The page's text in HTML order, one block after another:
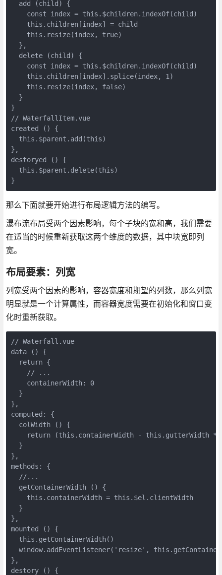
  add (child) {
    const index = this.$children.indexOf(child)
    this.children[index] = child
    this.resize(index, true)
  },
  delete (child) {
    const index = this.$children.indexOf(child)
    this.children[index].splice(index, 1)
    this.resize(index, false)
  }
}
// WaterfallItem.vue
created () {
  this.$parent.add(this)
},
destoryed () {
  this.$parent.delete(this)
}
那么下面就要开始进行布局逻辑方法的编写。
瀑布流布局受两个因素影响，每个子块的宽和高，我们需要
在适当的时候重新获取这两个维度的数据，其中块宽即列
宽。
布局要素：列宽
列宽受两个因素的影响，容器宽度和期望的列数，那么列宽
明显就是一个计算属性，而容器宽度需要在初始化和窗口变
化时重新获取。
// Waterfall.vue
data () {
  return {
    // ...
    containerWidth: 0
  }
},
computed: {
  colWidth () {
return (this.containerWidth - this.gutterWidth *
  }
},
methods: {
  //...
  getContainerWidth () {
    this.containerWidth = this.$el.clientWidth
  }
},
mounted () {
  this.getContainerWidth()
window.addEventListener('resize',
},
destory () {